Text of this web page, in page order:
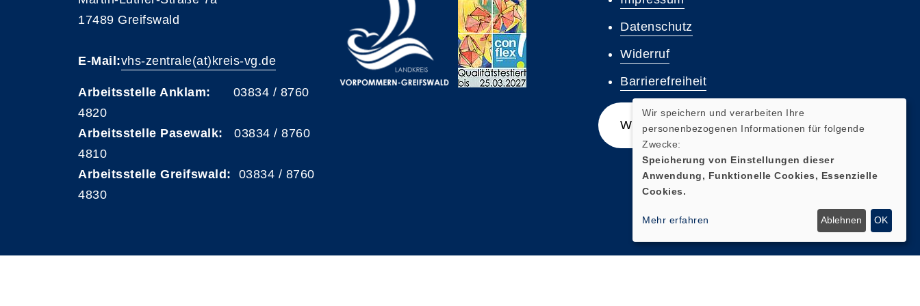
17489 Greifswald
E-Mail:vhs-zentrale(at)kreis-vg.de
Arbeitsstelle Anklam: 03834 / 8760
4820
Arbeitsstelle Pasewalk: 03834 / 8760
4810
Arbeitsstelle Greifswald: 03834 / 8760
4830
Datenschutz
Widerruf
Barrierefreiheit
Widerrufsformular
Wir speichern und verarbeiten Ihre
personenbezogenen Informationen für folgende
Zwecke:
Speicherung von Einstellungen dieser
Anwendung, Funktionelle Cookies, Essenzielle
Cookies.
Mehr erfahren Ablehnen OK